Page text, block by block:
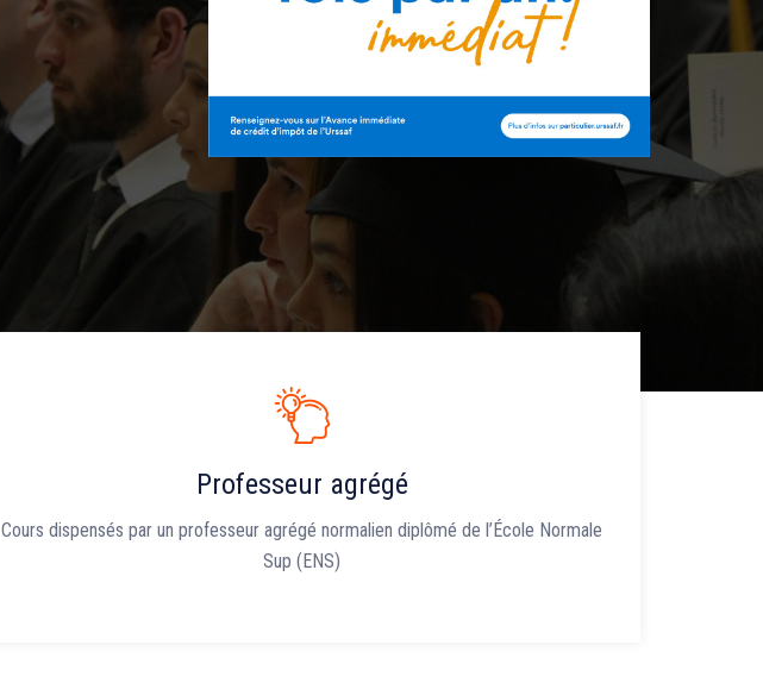
Professeur agrégé
Cours dispensés par un professeur agrégé normalien diplômé de l’École Normale
Sup (ENS)